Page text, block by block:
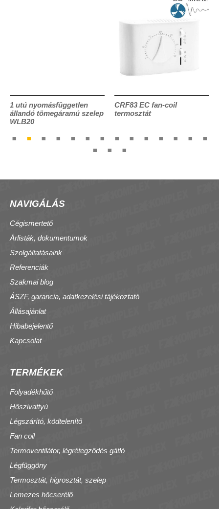
1 utú nyomásfüggetlen
állandó tömegáramú szelep
WLB20
CRF83 EC fan-coil
termosztát
NAVIGÁLÁS
Cégismertető
Árlisták, dokumentumok
Szolgáltatásaink
Referenciák
Szakmai blog
ÁSZF, garancia, adatkezelési tájékoztató
Állásajánlat
Hibabejelentő
Kapcsolat
TERMÉKEK
Folyadékhűtő
Hőszivattyú
Légszárító, ködtelenítő
Fan coil
Termoventilátor, légrétegződés gátló
Légfüggöny
Termosztát, higrosztát, szelep
Lemezes hőcserélő